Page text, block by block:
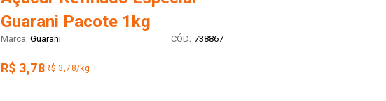
Guarani Pacote 1kg
Guarani : 738867
R$ 3,78R$ 3,78/kg